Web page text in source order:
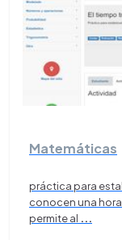
Matemáticas
práctica para
conocen una
permite al ...